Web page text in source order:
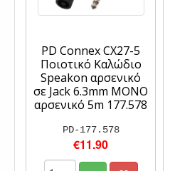
PD Connex CX27-5
Ποιοτικό Καλώδιο
Speakon αρσενικό
σε Jack 6.3mm MONO
αρσενικό 5m 177.578
PD-177.578
€11.90